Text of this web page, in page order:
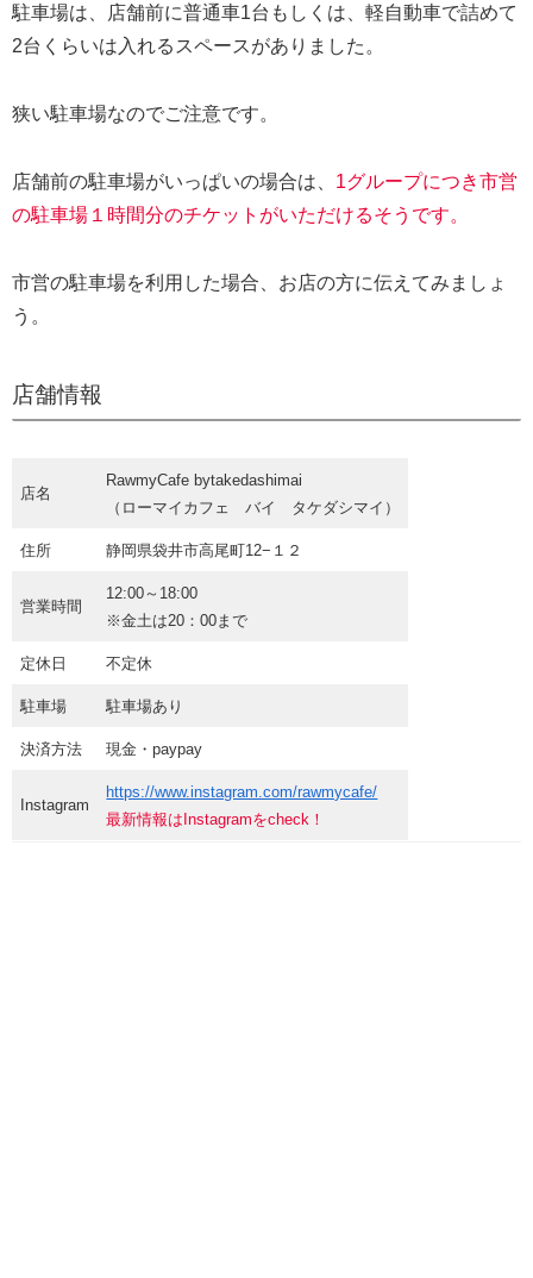
駐車場は、店舗前に普通車1台もしくは、軽自動車で詰めて
2台くらいは入れるスペースがありました。
狭い駐車場なのでご注意です。
店舗前の駐車場がいっぱいの場合は、 1グループにつき市営
の駐車場１時間分のチケットがいただけるそうです。
市営の駐車場を利用した場合、お店の方に伝えてみましょ
う。
店舗情報
店名
RawmyCafe bytakedashimai
（ローマイカフェ バイ タケダシマイ）
住所 静岡県袋井市高尾町12−１２
営業時間
12:00～18:00
※金土は20：00まで
定休日 不定休
駐車場 駐車場あり
決済方法 現金・paypay
Instagram
https://www.instagram.com/rawmycafe/
最新情報はInstagramをcheck！